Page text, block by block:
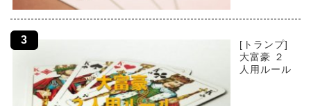
[トランプ]
大富豪 ２
人用ルール